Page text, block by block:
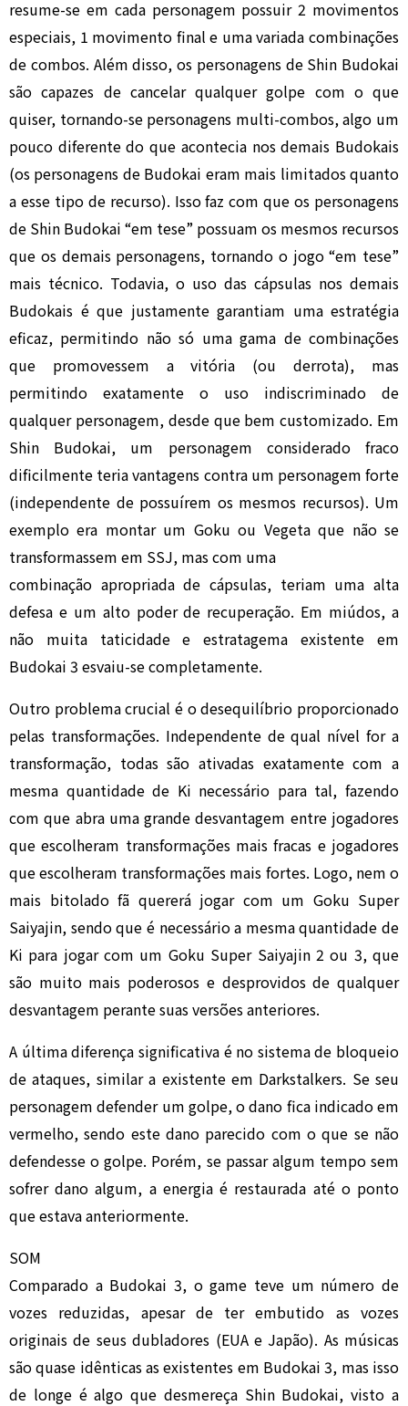
resume-se em cada personagem possuir 2 movimentos
especiais, 1 movimento final e uma variada combinações
de combos. Além disso, os personagens de Shin Budokai
são capazes de cancelar qualquer golpe com o que
quiser, tornando-se personagens multi-combos, algo um
pouco diferente do que acontecia nos demais Budokais
(os personagens de Budokai eram mais limitados quanto
a esse tipo de recurso). Isso faz com que os personagens
de Shin Budokai “em tese” possuam os mesmos recursos
que os demais personagens, tornando o jogo “em tese”
mais técnico. Todavia, o uso das cápsulas nos demais
Budokais é que justamente garantiam uma estratégia
eficaz, permitindo não só uma gama de combinações
que promovessem a vitória (ou derrota), mas
permitindo exatamente o uso indiscriminado de
qualquer personagem, desde que bem customizado. Em
Shin Budokai, um personagem considerado fraco
dificilmente teria vantagens contra um personagem forte
(independente de possuírem os mesmos recursos). Um
exemplo era montar um Goku ou Vegeta que não se
transformassem em SSJ, mas com uma
combinação apropriada de cápsulas, teriam uma alta
defesa e um alto poder de recuperação. Em miúdos, a
não muita taticidade e estratagema existente em
Budokai 3 esvaiu-se completamente.
Outro problema crucial é o desequilíbrio proporcionado
pelas transformações. Independente de qual nível for a
transformação, todas são ativadas exatamente com a
mesma quantidade de Ki necessário para tal, fazendo
com que abra uma grande desvantagem entre jogadores
que escolheram transformações mais fracas e jogadores
que escolheram transformações mais fortes. Logo, nem o
mais bitolado fã quererá jogar com um Goku Super
Saiyajin, sendo que é necessário a mesma quantidade de
Ki para jogar com um Goku Super Saiyajin 2 ou 3, que
são muito mais poderosos e desprovidos de qualquer
desvantagem perante suas versões anteriores.
A última diferença significativa é no sistema de bloqueio
de ataques, similar a existente em Darkstalkers. Se seu
personagem defender um golpe, o dano fica indicado em
vermelho, sendo este dano parecido com o que se não
defendesse o golpe. Porém, se passar algum tempo sem
sofrer dano algum, a energia é restaurada até o ponto
que estava anteriormente.
SOM
Comparado a Budokai 3, o game teve um número de
vozes reduzidas, apesar de ter embutido as vozes
originais de seus dubladores (EUA e Japão). As músicas
são quase idênticas as existentes em Budokai 3, mas isso
de longe é algo que desmereça Shin Budokai, visto a